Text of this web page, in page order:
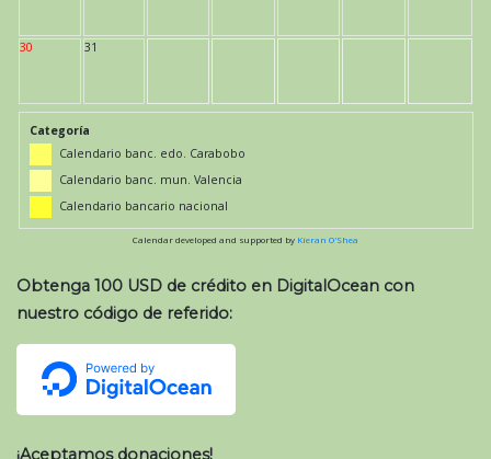
30 31
Categoría
Calendario banc. edo. Carabobo
Calendario banc. mun. Valencia
Calendario bancario nacional
Calendar developed and supported by Kieran O'Shea
Obtenga 100 USD de crédito en DigitalOcean con
nuestro código de referido:
¡Aceptamos donaciones!